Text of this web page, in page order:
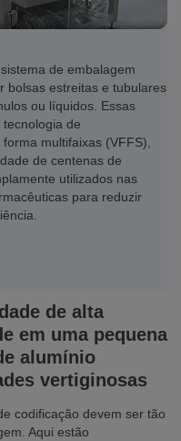
de embalagem
bolsas estreitas e tubulares
ou líquidos. Essas
de
multifaixas (VFFS),
de centenas de
utilizados nas
para reduzir
de alta
em uma pequena
alumínio
vertiginosas
codificação devem ser tão
Aqui estão